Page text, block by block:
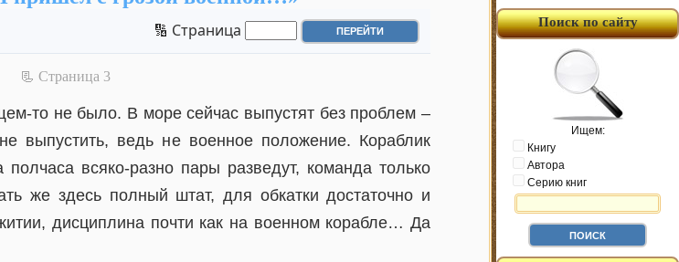
🔢 Страница
📃 Cтраница 3
то не было. В море сейчас выпустят без проблем –
выпустить, ведь не военное положение. Кораблик
всяко-разно пары разведут, команда только
же здесь полный штат, для обкатки достаточно и
дисциплина почти как на военном корабле… Да
Поиск по сайту
Ищем:
Книгу
Автора
Серию книг